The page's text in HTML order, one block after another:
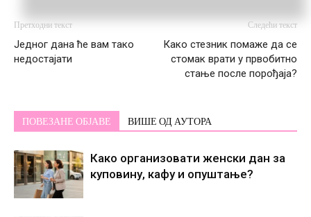
Претходни текст
Једног дана ће вам тако
недостајати
Следећи текст
Како стезник помаже да се
стомак врати у првобитно
стање после порођаја?
ПОВЕЗАНЕ ОБЈАВЕ ВИШЕ ОД АУТОРА
Како организовати женски дан за
куповину, кафу и опуштање?